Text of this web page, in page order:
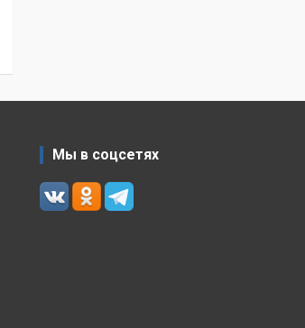
Мы в соцсетях